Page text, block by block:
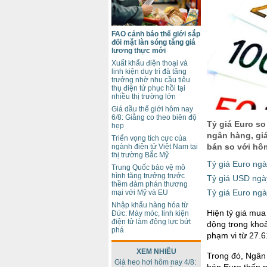
Tỷ giá Euro
ngân hàng,
bán so với
Tỷ giá Euro
Tỷ giá USD
Tỷ giá Euro
Hiện tỷ giá
động trong
phạm vi từ
Trong đó,
FAO cảnh báo thế giới sắp
đối mặt làn sóng tăng giá
lương thực mới
Xuất khẩu điện thoại và
linh kiện duy trì đà tăng
trưởng nhờ nhu cầu tiêu
thụ điện tử phục hồi tại
nhiều thị trường lớn
Giá dầu thế giới hôm nay
6/8: Giằng co theo biên độ
hẹp
Triển vọng tích cực của
ngành điện tử Việt Nam tại
thị trường Bắc Mỹ
Trung Quốc bảo vệ mô
hình tăng trưởng trước
thềm đàm phán thương
mại với Mỹ và EU
Nhập khẩu hàng hóa từ
Đức: Máy móc, linh kiện
điện tử làm động lực bứt
phá
XEM NHIỀU
Giá heo hơi hôm nay 4/8: